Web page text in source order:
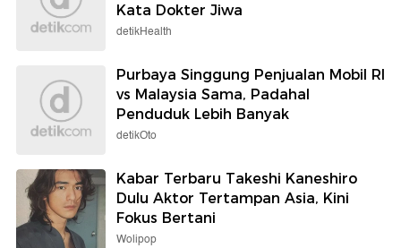
Kata Dokter Jiwa
detikHealth
Purbaya Singgung Penjualan Mobil RI
vs Malaysia Sama, Padahal
Penduduk Lebih Banyak
detikOto
Kabar Terbaru Takeshi Kaneshiro
Dulu Aktor Tertampan Asia, Kini
Fokus Bertani
Wolipop